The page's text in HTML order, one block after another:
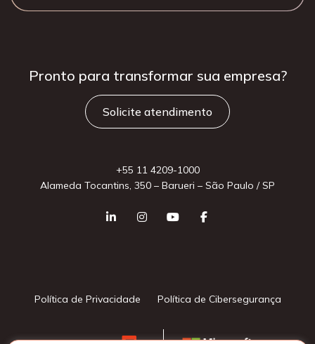
Pronto para transformar sua empresa?
Solicite atendimento
+55 11 4209-1000
Alameda Tocantins, 350 – Barueri – São Paulo / SP
Política de Privacidade Política de Cibersegurança